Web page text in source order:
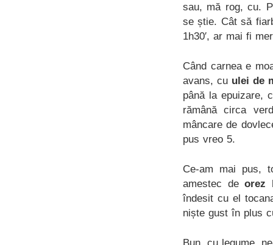
sau, mă rog, cu.
se știe. Cât să
1h30′, ar mai fi
Când carnea e
avans, cu ulei de
până la epuizare,
rămână circa
mâncare de
pus vreo 5.
Ce-am mai pus,
amestec deorez
îndesit cu el
niște gust în plus
Bun, cu legume,